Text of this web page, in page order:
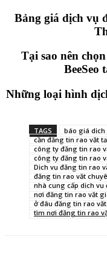
Bảng giá dịch vụ
Tại sao nên
BeeSeo
Những loại hình
TAGS
báo giá dịch
cần đăng tin rao vặt
công ty đăng tin rao
công ty đăng tin rao
Dịch vụ đăng tin rao
đăng tin rao vặt
nhà cung cấp dịch
nơi đăng tin rao vặt
ở đâu đăng tin rao
tìm nơi đăng tin rao